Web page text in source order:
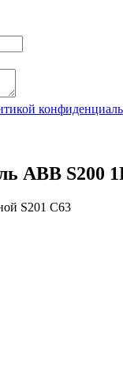
ABB S200
S201 C63